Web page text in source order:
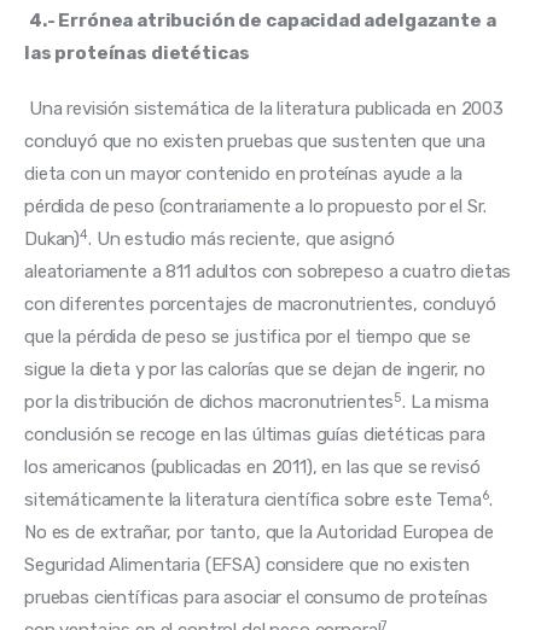
4.- Errónea atribución de capacidad adelgazante a
las proteínas dietéticas
Una revisión sistemática de la literatura publicada en 2003
concluyó que no existen pruebas que sustenten que una
dieta con un mayor contenido en proteínas ayude a la
pérdida de peso (contrariamente a lo propuesto por el Sr.
Dukan)4. Un estudio más reciente, que asignó
aleatoriamente a 811 adultos con sobrepeso a cuatro dietas
con diferentes porcentajes de macronutrientes, concluyó
que la pérdida de peso se justifica por el tiempo que se
sigue la dieta y por las calorías que se dejan de ingerir, no
por la distribución de dichos macronutrientes5. La misma
conclusión se recoge en las últimas guías dietéticas para
los americanos (publicadas en 2011), en las que se revisó
sitemáticamente la literatura científica sobre este Tema6.
No es de extrañar, por tanto, que la Autoridad Europea de
Seguridad Alimentaria (EFSA) considere que no existen
pruebas científicas para asociar el consumo de proteínas
7